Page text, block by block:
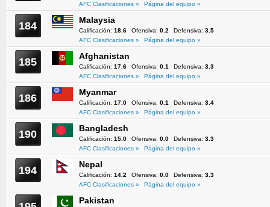
AFC Clasificaciones »
Página del equipo »
184 Malaysia
Calificación: 18.6 Ofensiva: 0.2 Defensiva: 3.5
AFC Clasificaciones »
Página del equipo »
185 Afghanistan
Calificación: 17.6 Ofensiva: 0.1 Defensiva: 3.3
AFC Clasificaciones »
Página del equipo »
186 Myanmar
Calificación: 17.0 Ofensiva: 0.1 Defensiva: 3.4
AFC Clasificaciones »
Página del equipo »
190 Bangladesh
Calificación: 15.0 Ofensiva: 0.0 Defensiva: 3.3
AFC Clasificaciones »
Página del equipo »
194 Nepal
Calificación: 14.2 Ofensiva: 0.0 Defensiva: 3.3
AFC Clasificaciones »
Página del equipo »
Pakistan